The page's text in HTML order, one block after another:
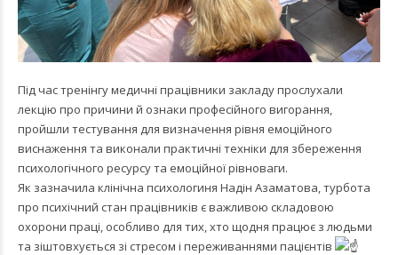
Під час тренінгу медичні працівники закладу прослухали
лекцію про причини й ознаки професійного вигорання,
пройшли тестування для визначення рівня емоційного
виснаження та виконали практичні техніки для збереження
психологічного ресурсу та емоційної рівноваги.
Як зазначила клінічна психологиня Надін Азаматова, турбота
про психічний стан працівників є важливою складовою
охорони праці, особливо для тих, хто щодня працює з людьми
та зіштовхується зі стресом і переживаннями пацієнтів